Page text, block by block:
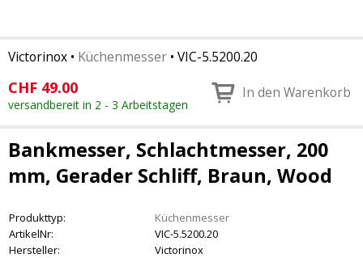
Victorinox • Küchenmesser • VIC-5.5200.20
CHF 49.00
versandbereit in 2 - 3 Arbeitstagen
In den Warenkorb
Bankmesser, Schlachtmesser, 200
mm, Gerader Schliff, Braun, Wood
Produkttyp:
Küchenmesser
ArtikelNr:
VIC-5.5200.20
Hersteller:
Victorinox